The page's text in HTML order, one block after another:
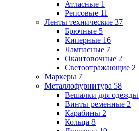
Атласные 1
Репсовые 11
Ленты технические 37
Брючные 5
Киперные 16
Лампасные 7
Окантовочные 2
Светоотражающие 2
Маркеры 7
Металлофурнитура 58
Вешалки для одежды
Винты ременные 2
Карабины 2
Кольца 8